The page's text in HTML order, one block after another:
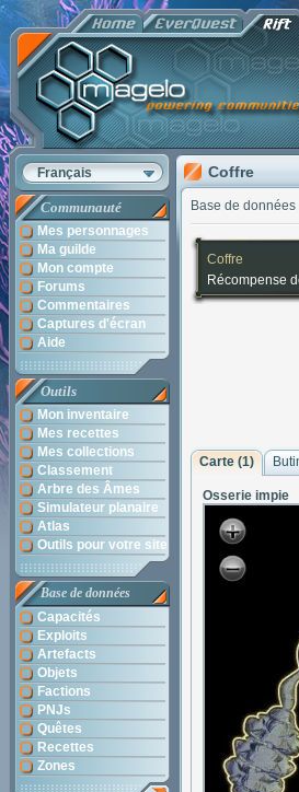
Français
Communauté
Mes personnages
Ma guilde
Mon compte
Forums
Commentaires
Captures d'écran
Aide
Outils
Mon inventaire
Mes recettes
Mes collections
Classement
Arbre des Âmes
Simulateur planaire
Atlas
Outils pour votre site
Base de données
Capacités
Exploits
Artefacts
Objets
Factions
PNJs
Quêtes
Recettes
Zones
Coffre
Base de données
Coffre
Récompense
Carte (1)
Osserie impie